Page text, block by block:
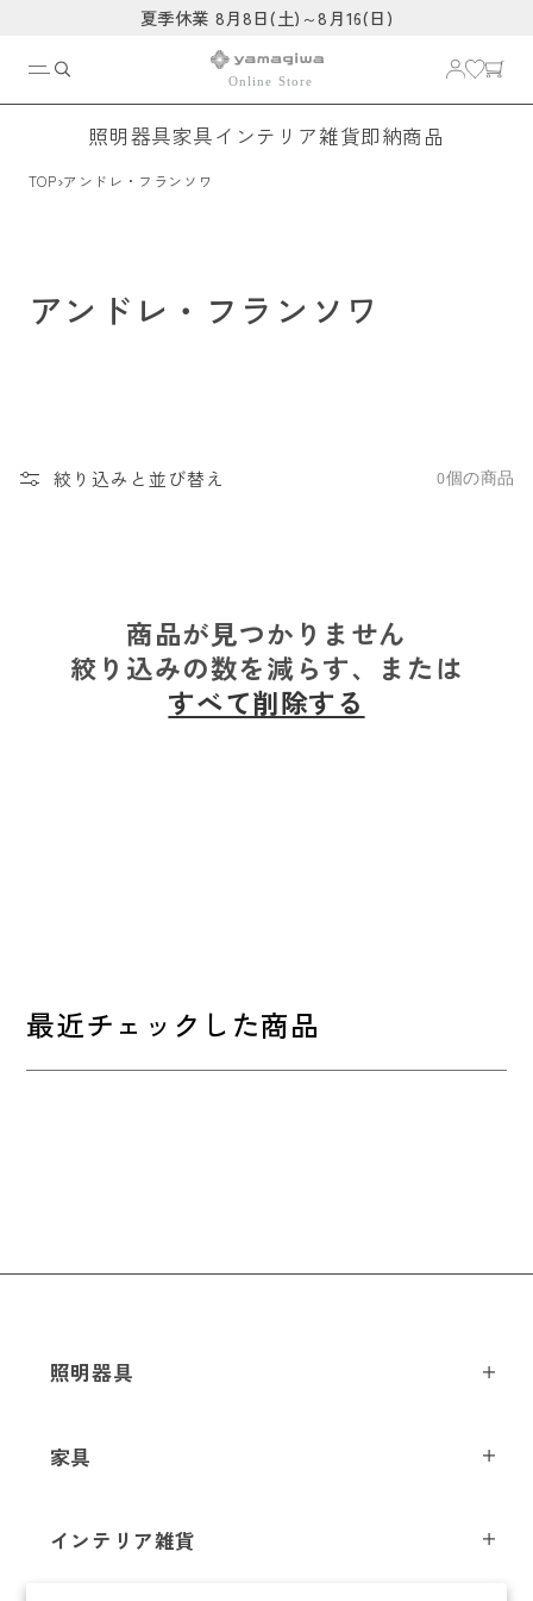
夏季休業 8月8日(土)～8月16(日)
照明器具家具インテリア雑貨即納商品
TOP›アンドレ・フランソワ
アンドレ・フランソワ
絞り込みと並び替え 0個の商品
商品が見つかりません
絞り込みの数を減らす、または
すべて削除する
最近チェックした商品
照明器具
シーリングライト
テーブルライト
家具
チェア
インテリア雑貨